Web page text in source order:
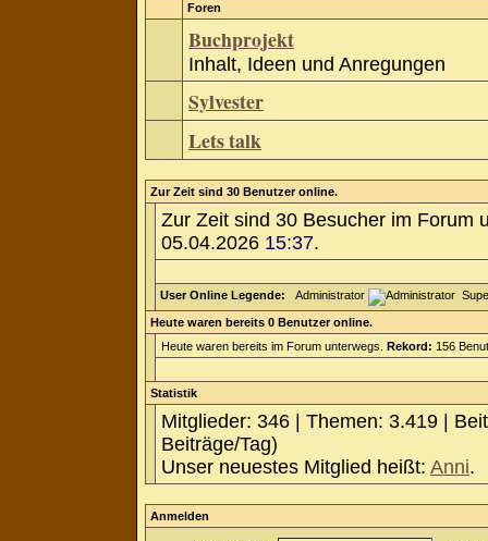
Foren
Buchprojekt
Inhalt, Ideen und Anregungen
Sylvester
Lets talk
Zur Zeit sind 30 Benutzer online.
Zur Zeit sind 30 Besucher im Forum
05.04.2026 15:37.
User Online Legende: Administrator
Heute waren bereits 0 Benutzer online.
Heute waren bereits im Forum unterwegs. Rekord: 156
Statistik
Mitglieder: 346 | Themen: 3.419 |
Beiträge/Tag)
Unser neuestes Mitglied heißt: Anni.
Anmelden